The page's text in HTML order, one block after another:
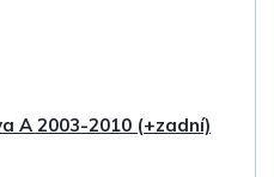
A 2003-2010 (+zadní)